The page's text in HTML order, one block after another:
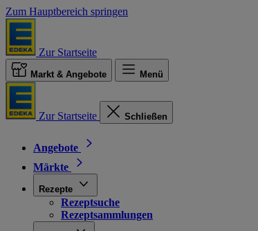
Zum Hauptbereich springen
Zur Startseite
Markt & Angebote Menü
Zur Startseite Schließen
Angebote
Märkte
Rezepte
Rezeptsuche
Rezeptsammlungen